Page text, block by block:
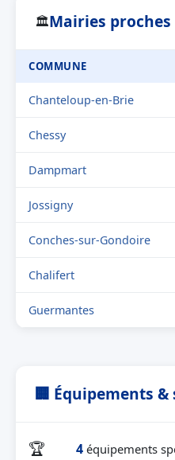
🏛Mairies
COMMUNE
Chanteloup-en-Brie
Chessy
Dampmart
Jossigny
Conches-sur-Gondoire
Chalifert
Guermantes
🏢 Équipements &
🏆 4 équipements